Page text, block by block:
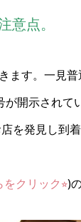
意点。
ます。一見
が開示され
を発見し到
をクリック⭐︎)